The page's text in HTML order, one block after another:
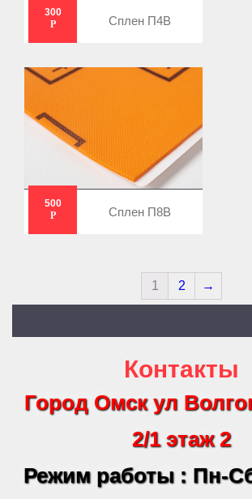
300
Р
Сплен П4В
500
Р
Сплен П8В
1 2 →
Контакты
Город Омск ул
2/1 этаж 2
Режим работы : Пн-